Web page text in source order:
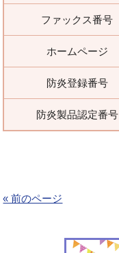
ファックス番号
ホームページ
防炎登録番号
防炎製品認定番号
« 前のページ